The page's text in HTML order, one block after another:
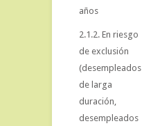
años
2.1.2. En riesgo
de exclusión
(desempleados
de larga
duración,
desempleados